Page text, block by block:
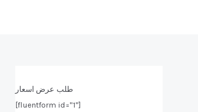
طلب عرض اسعار
[fluentform id="1"]